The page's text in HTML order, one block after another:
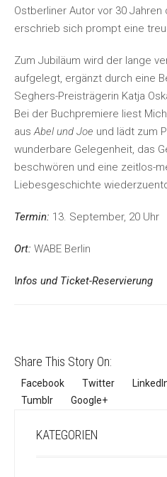
Ostberliner Autor vor 30
erschrieb sich prompt eine
Zum Jubiläum wird der lange
aufgelegt, ergänzt durch eine
Seghers-Preisträgerin Katja
Bei der Buchpremiere liest
ausAbel und Joe und lädt zum
wunderbare Gelegenheit, das
beschwören und eine zeitlos-
Liebesgeschichte
Termin: 13. September, 20 Uhr
Ort: WABE Berlin
Infos und Ticket-Reservierung
Share This Story On:
Facebook Twitter
Tumblr
Google+
KATEGORIEN